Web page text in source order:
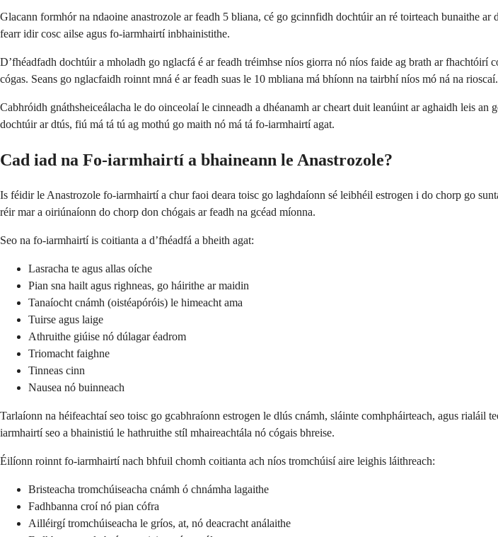
Glacann formhór na ndaoine anastrozole ar feadh 5 bliana, cé go gcinnfidh dochtúir an ré toirteach bunaithe
fearr idir cosc ailse agus fo-iarmhairtí inbhainistithe.
D’fhéadfadh dochtúir a mholadh go nglacfá é ar feadh tréimhse níos giorra nó níos faide ag brath ar
cógas. Seans go nglacfaidh roinnt mná é ar feadh suas le 10 mbliana má bhíonn na tairbhí níos mó ná na rioscaí.
Cabhróidh gnáthsheiceálacha le do oinceolaí le cinneadh a dhéanamh ar cheart duit leanúint ar aghaidh leis
dochtúir ar dtús, fiú má tá tú ag mothú go maith nó má tá fo-iarmhairtí agat.
Cad iad na Fo-iarmhairtí a bhaineann le Anastrozole?
Is féidir le Anastrozole fo-iarmhairtí a chur faoi deara toisc go laghdaíonn sé leibhéil estrogen i do chorp go
réir mar a oiriúnaíonn do chorp don chógais ar feadh na gcéad míonna.
Seo na fo-iarmhairtí is coitianta a d’fhéadfá a bheith agat:
Lasracha te agus allas oíche
Pian sna hailt agus righneas, go háirithe ar maidin
Tanaíocht cnámh (oistéapóróis) le himeacht ama
Tuirse agus laige
Athruithe giúise nó dúlagar éadrom
Triomacht faighne
Tinneas cinn
Nausea nó buinneach
Tarlaíonn na héifeachtaí seo toisc go gcabhraíonn estrogen le dlús cnámh, sláinte comhpháirteach, agus
iarmhairtí seo a bhainistiú le hathruithe stíl mhaireachtála nó cógais bhreise.
Éilíonn roinnt fo-iarmhairtí nach bhfuil chomh coitianta ach níos tromchúisí aire leighis láithreach:
Bristeacha tromchúiseacha cnámh ó chnámha lagaithe
Fadhbanna croí nó pian cófra
Ailléirgí tromchúiseacha le gríos, at, nó deacracht análaithe